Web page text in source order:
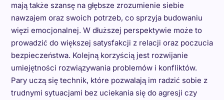
mają także szansę na głębsze zrozumienie siebie
nawzajem oraz swoich potrzeb, co sprzyja budowaniu
więzi emocjonalnej. W dłuższej perspektywie może to
prowadzić do większej satysfakcji z relacji oraz poczucia
bezpieczeństwa. Kolejną korzyścią jest rozwijanie
umiejętności rozwiązywania problemów i konfliktów.
Pary uczą się technik, które pozwalają im radzić sobie z
trudnymi sytuacjami bez uciekania się do agresji czy